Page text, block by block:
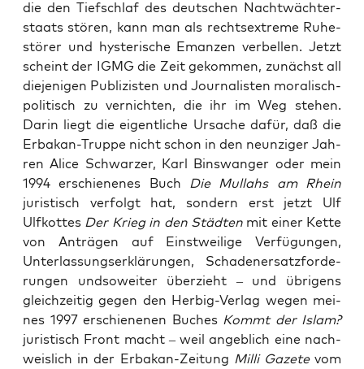
die den Tief­schlaf des deut­schen Nacht­wäch­ter­
staats stö­ren, kann man als rechts­extre­me Ruhe­
stö­rer und hys­te­ri­sche Eman­zen ver­bel­len. Jetzt
scheint der IGMG die Zeit gekom­men, zunächst all
die­je­ni­gen Publi­zis­ten und Jour­na­lis­ten mora­lisch-
poli­tisch zu ver­nich­ten, die ihr im Weg ste­hen.
Dar­in liegt die eigent­li­che Ursa­che dafür, daß die
Erbak­an-Trup­pe nicht schon in den neun­zi­ger Jah­
ren Ali­ce Schwar­zer, Karl Bins­wan­ger oder mein
1994 erschie­ne­nes Buch Die Mul­lahs am Rhein
juris­tisch ver­folgt hat, son­dern erst jetzt Ulf
Ulfkot­tes Der Krieg in den Städ­tenmit einer Ket­te
von Anträ­gen auf Einst­wei­li­ge Ver­fü­gun­gen,
Unter­las­sungs­er­klä­run­gen, Scha­den­er­satz­for­de­
run­gen und­so­wei­ter über­zieht – und übri­gens
gleich­zei­tig gegen den Herbig-Ver­lag wegen mei­
nes 1997 erschie­ne­nen Buches Kommt der Islam?
juris­tisch Front macht – weil angeb­lich eine nach­
weis­lich in der Erbak­an-Zei­tung Mil­li Gaze­tevom